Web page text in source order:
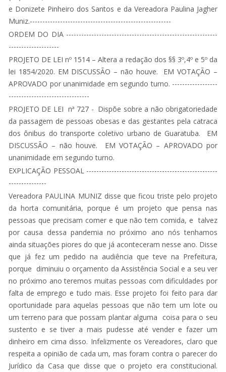
e Donizete Pinheiro dos Santos e da Vereadora Paulina Jagher
Muniz.--------------------------------------------------------
ORDEM DO DIA ------------------------------------------------------------
--------------------
PROJETO DE LEI nº 1514 – Altera a redação dos §§ 3º,4º e 5º da
lei 1854/2020. EM DISCUSSÃO – não houve. EM VOTAÇÃO –
APROVADO por unanimidade em segundo turno. ------------------
--------------------------------
PROJETO DE LEI nª 727 - Dispõe sobre a não obrigatoriedade
da passagem de pessoas obesas e das gestantes pela catraca
dos ônibus do transporte coletivo urbano de Guaratuba. EM
DISCUSSÃO – não houve. EM VOTAÇÃO – APROVADO por
unanimidade em segundo turno.
EXPLICAÇÃO PESSOAL ----------------------------------------------------
---------------
Vereadora PAULINA MUNIZ disse que ficou triste pelo projeto
da horta comunitária, porque é um projeto que pensa nas
pessoas que precisam comer e que não tem comida, e talvez
por causa dessa pandemia no próximo ano nós tenhamos
ainda situações piores do que já aconteceram nesse ano. Disse
que já fez um pedido na audiência que teve na Prefeitura,
porque diminuiu o orçamento da Assistência Social e a seu ver
no próximo ano teremos muitas pessoas com dificuldades por
falta de emprego e tudo mais. Esse projeto foi feito para dar
oportunidade para aquelas pessoas que não tem um lote ou
um terreno para que possam plantar alguma coisa para o seu
sustento e se tiver a mais pudesse até vender e fazer um
dinheiro em cima disso. Infelizmente os Vereadores, claro que
respeita a opinião de cada um, mas foram contra o parecer do
Jurídico da Casa que disse que o projeto era constitucional.